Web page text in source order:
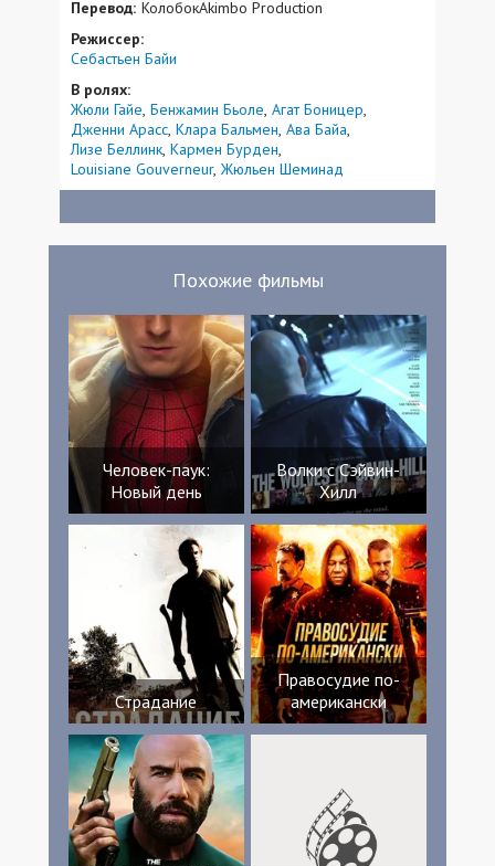
Перевод: КолобокAkimbo Production
Режиссер:
Себастьен Байи
В ролях:
Жюли Гайе Бенжамин Бьоле Агат Боницер
Дженни Арасс Клара Бальмен Ава Байа
Лизе Беллинк Кармен Бурден
Louisiane Gouverneur Жюльен Шеминад
Похожие фильмы
Человек-паук:
Новый день
Волки с Сэйвин-
Хилл
Страдание
Правосудие по-
американски